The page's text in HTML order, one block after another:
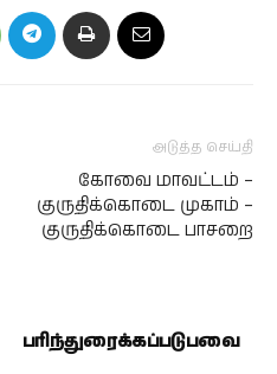
அடுத்த செய்தி
கோவை மாவட்டம் –
குருதிக்கொடை முகாம் –
குருதிக்கொடை பாசறை
பரிந்துரைக்கப்படுபவை